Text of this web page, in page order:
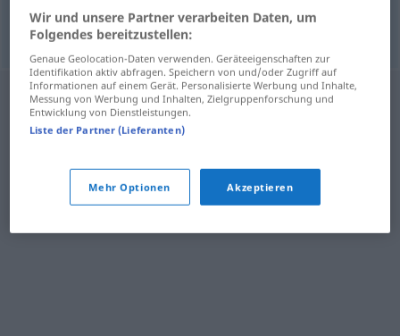
Ilexfoum houx
Wir und unsere Partner verarbeiten Daten, um
Folgendes bereitzustellen:
Genaue Geolocation-Daten verwenden. Geräteeigenschaften zur
Identifikation aktiv abfragen. Speichern von und/oder Zugriff auf
Informationen auf einem Gerät. Personalisierte Werbung und Inhalte,
Messung von Werbung und Inhalten, Zielgruppenforschung und
Entwicklung von Dienstleistungen.
Liste der Partner (Lieferanten)
Mehr Optionen Akzeptieren